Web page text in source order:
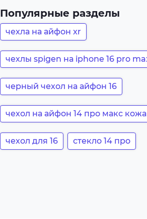
Популярные разделы
чехла на айфон xr
чехлы spigen на iphone 16 pro
черный чехол на айфон 16
чехол на айфон 14 про макс
чехол для 16 стекло 14 про